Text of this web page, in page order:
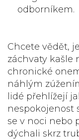
odborníkem.
Chcete vědět,
záchvaty kašle
chronické
náhlým
lidé přehlížejí
nespokojenost
se v noci nebo
dýchali skrz